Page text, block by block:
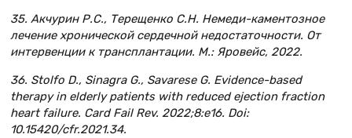
35. Акчурин Р.С., Терещенко С.Н. Немеди-каментозное
лечение хронической сердечной недостаточности. От
интервенции к трансплантации. М.: Яровейс, 2022.
36. Stolfo D., Sinagra G., Savarese G. Evidence-based
therapy in elderly patients with reduced ejection fraction
heart failure. Card Fail Rev. 2022;8:e16. Doi:
10.15420/cfr.2021.34.